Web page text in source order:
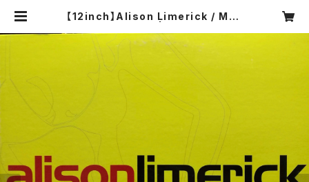
【12inch】Alison Limerick / Mak
SCO ASIA